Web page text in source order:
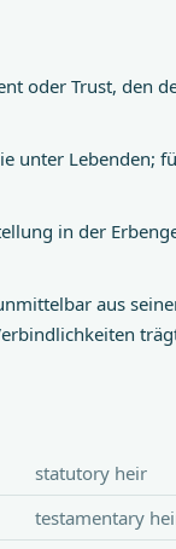
oder Trust, den
unter Lebenden;
in der
aus
statutory heir
testamentary